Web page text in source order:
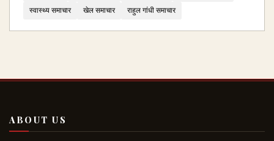
स्वास्थ्य समाचार
खेल समाचार राहुल गांधी समाचार
ABOUT US